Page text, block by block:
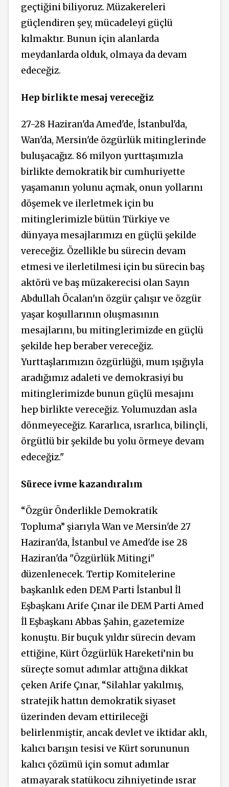
geçtiğini biliyoruz. Müzakereleri
güçlendiren şey, mücadeleyi güçlü
kılmaktır. Bunun için alanlarda
meydanlarda olduk, olmaya da devam
edeceğiz.
Hep birlikte mesaj vereceğiz
27-28 Haziran'da Amed'de, İstanbul'da,
Wan'da, Mersin'de özgürlük mitinglerinde
buluşacağız. 86 milyon yurttaşımızla
birlikte demokratik bir cumhuriyette
yaşamanın yolunu açmak, onun yollarını
döşemek ve ilerletmek için bu
mitinglerimizle bütün Türkiye ve
dünyaya mesajlarımızı en güçlü şekilde
vereceğiz. Özellikle bu sürecin devam
etmesi ve ilerletilmesi için bu sürecin baş
aktörü ve baş müzakerecisi olan Sayın
Abdullah Öcalan'ın özgür çalışır ve özgür
yaşar koşullarının oluşmasının
mesajlarını, bu mitinglerimizde en güçlü
şekilde hep beraber vereceğiz.
Yurttaşlarımızın özgürlüğü, mum ışığıyla
aradığımız adaleti ve demokrasiyi bu
mitinglerimizde bunun güçlü mesajını
hep birlikte vereceğiz. Yolumuzdan asla
dönmeyeceğiz. Kararlıca, ısrarlıca, bilinçli,
örgütlü bir şekilde bu yolu örmeye devam
edeceğiz."
Sürece ivme kazandıralım
“Özgür Önderlikle Demokratik
Topluma” şiarıyla Wan ve Mersin'de 27
Haziran'da, İstanbul ve Amed'de ise 28
Haziran'da "Özgürlük Mitingi"
düzenlenecek. Tertip Komitelerine
başkanlık eden DEM Parti İstanbul İl
Eşbaşkanı Arife Çınar ile DEM Parti Amed
İl Eşbaşkanı Abbas Şahin, gazetemize
konuştu. Bir buçuk yıldır sürecin devam
ettiğine, Kürt Özgürlük Hareketi’nin bu
süreçte somut adımlar attığına dikkat
çeken Arife Çınar, “Silahlar yakılmış,
stratejik hattın demokratik siyaset
üzerinden devam ettirileceği
belirlenmiştir, ancak devlet ve iktidar aklı,
kalıcı barışın tesisi ve Kürt sorununun
kalıcı çözümü için somut adımlar
atmayarak statükocu zihniyetinde ısrar